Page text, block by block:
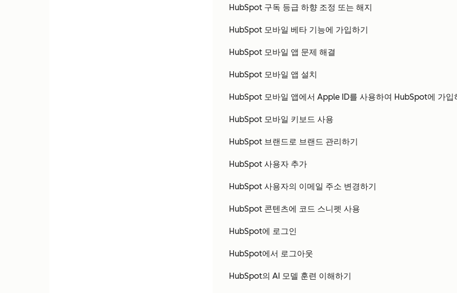
HubSpot 구독 등급 하향 조정 또는 해지
HubSpot 모바일 베타 기능에 가입하기
HubSpot 모바일 앱 문제 해결
HubSpot 모바일 앱 설치
HubSpot 모바일 앱에서 Apple ID를 사용하여 HubSpot에 가입
HubSpot 모바일 키보드 사용
HubSpot 브랜드로 브랜드 관리하기
HubSpot 사용자 추가
HubSpot 사용자의 이메일 주소 변경하기
HubSpot 콘텐츠에 코드 스니펫 사용
HubSpot에 로그인
HubSpot에서 로그아웃
HubSpot의 AI 모델 훈련 이해하기